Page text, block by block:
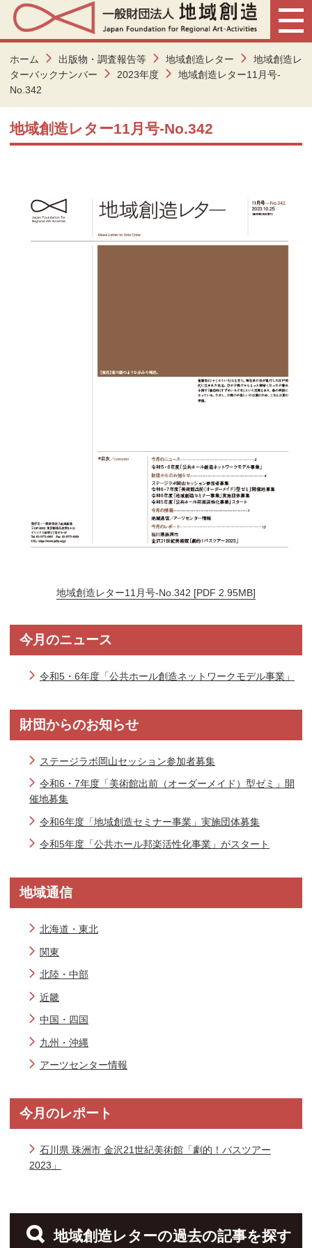
ホーム 出版物・調査報告等 地域創造レター
地域創造レ
ターバックナンバー
2023年度
地域創造レター11月号-
No.342
地域創造レター11月号-No.342
地域創造レター11月号-No.342 [PDF 2.95MB]
今月のニュース
令和5・6年度「公共ホール創造ネットワークモデル事業」
財団からのお知らせ
ステージラボ岡山セッション参加者募集
令和6・7年度「美術館出前（オーダーメイド）型ゼミ」開
催地募集
令和6年度「地域創造セミナー事業」実施団体募集
令和5年度「公共ホール邦楽活性化事業」がスタート
地域通信
北海道・東北
関東
北陸・中部
近畿
中国・四国
九州・沖縄
アーツセンター情報
今月のレポート
石川県 珠洲市 金沢21世紀美術館「劇的！バスツアー
2023」
地域創造レターの過去の記事を探す